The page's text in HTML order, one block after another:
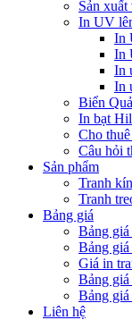
Sản
In UV
In
In
In
In
Biển
In bạt
Cho
Câu hỏi
Sản phẩm
Tranh
Tranh
Bảng giá
Bảng
Bảng
Giá in
Bảng giá
Bảng
Liên hệ